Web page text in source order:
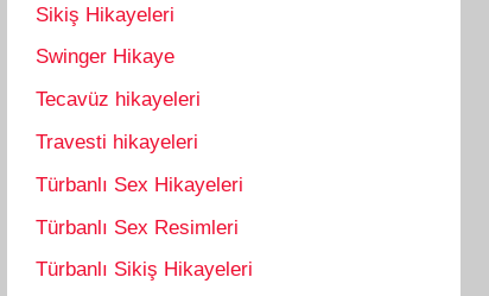
Sikiş Hikayeleri
Swinger Hikaye
Tecavüz hikayeleri
Travesti hikayeleri
Türbanlı Sex Hikayeleri
Türbanlı Sex Resimleri
Türbanlı Sikiş Hikayeleri